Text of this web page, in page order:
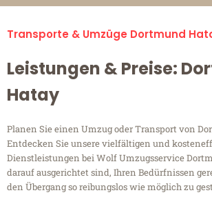
Transporte & Umzüge Dortmund
Leistungen & Preise:
Hatay
Planen Sie einen Umzug oder Transport von
Entdecken Sie unsere vielfältigen und
Dienstleistungen bei Wolf Umzugsservice
darauf ausgerichtet sind, Ihren Bedürfnissen
den Übergang so reibungslos wie möglich zu